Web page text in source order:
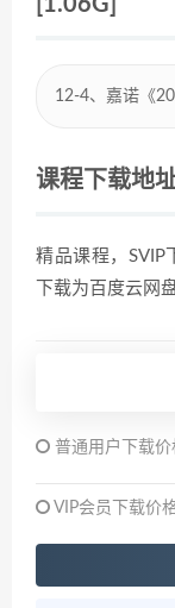
[1.06G]
12-4、嘉诺《
课程下载地址
精品课程，SVIP
下载为百度云网
普通用户下载价
VIP会员下载价